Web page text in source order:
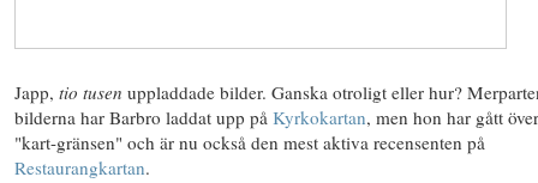
Japp, tio tusen uppladdade bilder. Ganska otroligt eller hur?
bilderna har Barbro laddat upp på Kyrkokartan, men hon har gått över
"kart-gränsen" och är nu också den mest aktiva recensenten på
Restaurangkartan.